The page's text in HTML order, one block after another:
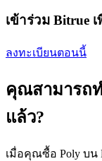
เข้าร่วม Bitrue
ลงทะเบียนตอนนี้
คุณสามารถ
แล้ว?
เมื่อคุณซื้อ Poly บน